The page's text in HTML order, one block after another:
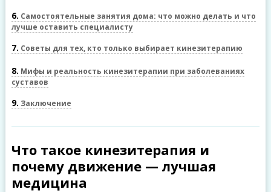
6 Самостоятельные занятия дома: что можно делать и что
лучше оставить специалисту
7 Советы для тех, кто только выбирает кинезитерапию
8 Мифы и реальность кинезитерапии при заболеваниях
суставов
9 Заключение
Что такое кинезитерапия и
почему движение — лучшая
медицина